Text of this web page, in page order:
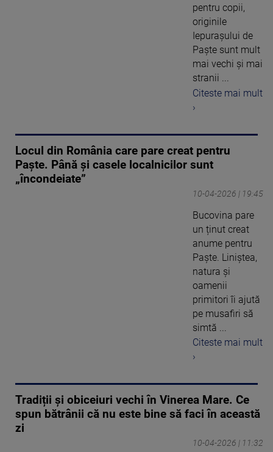
pentru copii,
originile
Iepurașului de
Paște sunt mult
mai vechi și mai
stranii ...
Citeste mai mult
›
Locul din România care pare creat pentru
Paște. Până și casele localnicilor sunt
„încondeiate”
10-04-2026 | 19:45
Bucovina pare
un ținut creat
anume pentru
Paște. Liniștea,
natura și
oamenii
primitori îi ajută
pe musafiri să
simtă ...
Citeste mai mult
›
Tradiții și obiceiuri vechi în Vinerea Mare. Ce
spun bătrânii că nu este bine să faci în această
zi
10-04-2026 | 11:32